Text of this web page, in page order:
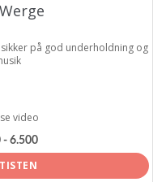
på god underholdning og
video
- 6.500